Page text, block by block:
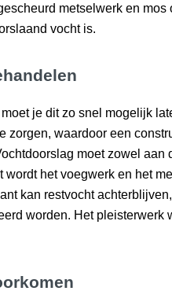
metselwerk en
vocht is.
je dit zo snel mogelijk
zorgen, waardoor een
moet zowel
wordt het voegwerk en het
kan restvocht
worden. Het pleisterwerk